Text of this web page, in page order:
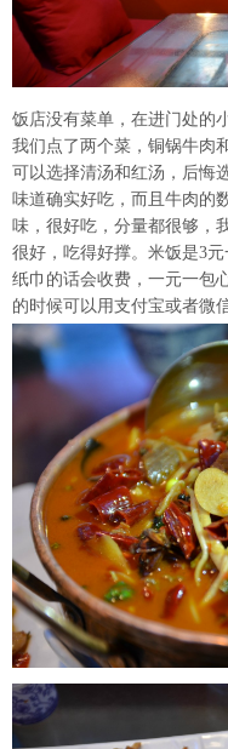
饭店没有菜单，在进门处的
我们点了两个菜，铜锅牛肉
可以选择清汤和红汤，后悔
味道确实好吃，而且牛肉的
味，很好吃，分量都很够，
很好，吃得好撑。米饭是3
纸巾的话会收费，一元一包
的时候可以用支付宝或者微信